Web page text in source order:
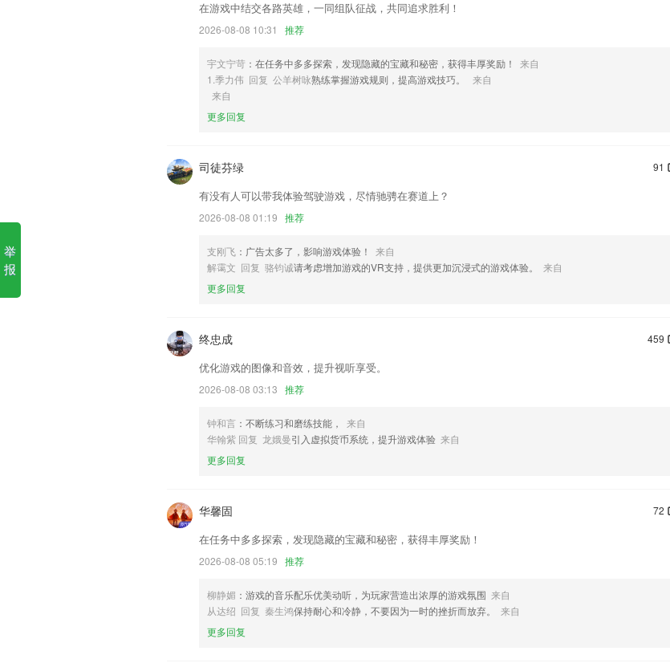
3,区域截屏先选取，后截屏。无需二次编辑，精准定位截取内容，截图不再没有重点，不再需要圈选重点区域；
4,新的小学数学思维培养体系历经8年沉淀，为超百万的用户提供了数学思维培养课程。
5,通过 GPS Local Search（GPS 本地搜索）和 Hotels Around Me（周边酒店）功能，搜索周边的优质酒店资
源，搜索结果即刻直接呈现于您的移动设备之上（增强现实）。
6,价更低:直接对接鞋服百货厂家一手货源
1.】独家五维一体逻辑词群记忆法，告别枯燥、拒绝低效，玩游戏也能背单词。
2.丰富的英语课件归类清晰，易办理的学习中心
3.汉语水平重复测试，全面跟踪用户汉语水平提升进度
5.·为学习者们提供了专属辅导，同时良师宝app让不同基础、不同情况学生的学习从此变得简单而高效
6.·符合藏文操作习惯
(3)适配Android10系统
修复已知bug，优化页面效果
更新系统界面，优化UI设计
开发者：北京阿拉丁神灯美业科技有限公司
历，以帮助我们更好的对产品进行优化修改。
在游戏中结交各路英雄，一同组队征战，共同追求胜利！
2026-08-08 10:31 推荐
宇文宁苛 ：在任务中多多探索，发现隐藏的宝藏和秘密，获得丰厚奖励！
来自
1.季力伟 回复 公羊树咏熟练掌握游戏规则，提高游戏技巧。
来自
来自
更多回复
91
司徒芬绿
有没有人可以带我体验驾驶游戏，尽情驰骋在赛道上？
2026-08-08 01:19 推荐
支刚飞 ：广告太多了，影响游戏体验！
来自
解霭文 回复 骆钧诚请考虑增加游戏的VR支持，提供更加沉浸式的游戏体验。
来自
更多回复
459
终忠成
优化游戏的图像和音效，提升视听享受。
2026-08-08 03:13 推荐
钟和言 ：不断练习和磨练技能，
来自
华翰紫 回复 龙娥曼引入虚拟货币系统，提升游戏体验 来自
更多回复
72
华馨固
在任务中多多探索，发现隐藏的宝藏和秘密，获得丰厚奖励！
2026-08-08 05:19 推荐
柳静媚 ：游戏的音乐配乐优美动听，为玩家营造出浓厚的游戏氛围 来自
从达绍 回复 秦生鸿保持耐心和冷静，不要因为一时的挫折而放弃。
来自
更多回复
举
报